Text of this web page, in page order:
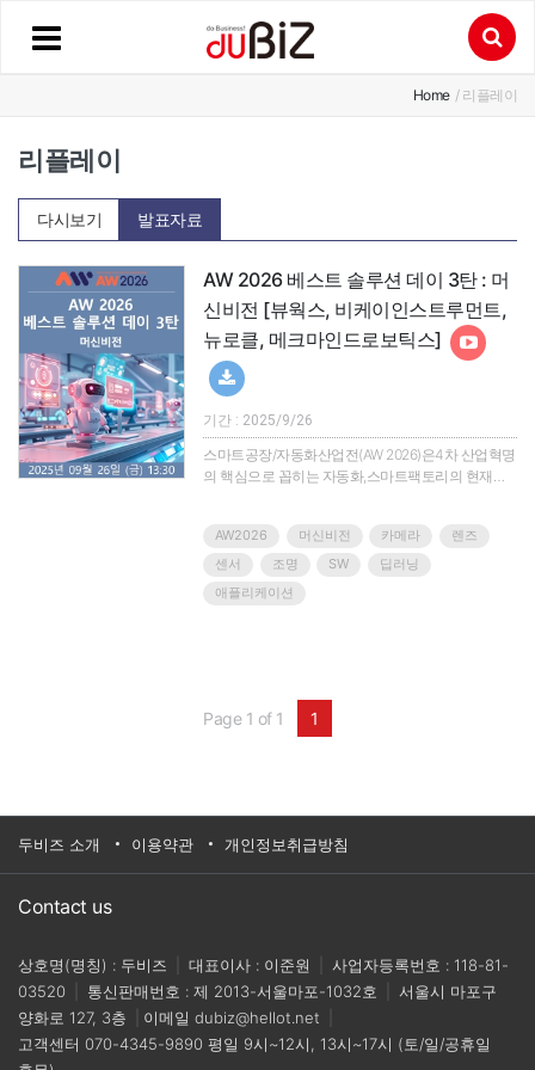
Home / 리플레이
리플레이
다시보기 발표자료
AW 2026 베스트 솔루션 데이 3탄 : 머
신비전 [뷰웍스, 비케이인스트루먼트,
뉴로클, 메크마인드로보틱스]
기간 : 2025/9/26
스마트공장/자동화산업전(AW 2026)은4차 산업혁명
의 핵심으로 꼽히는 자동화,스마트팩토리의 현재를
다.지금까지 전시회를 통해 소개되는 제품과 솔루션,
기술은 우리 기업을 탄탄하게 하고 글로벌 시장의 차
별화된 경쟁력을 갖게 했으며,궁극적으로 우리 산업
을 한단계 도약시키는 밑거름이 되었습니다.AW사무
AW2026 머신비전 카메라
렌즈
센서
조명 SW
딥러닝
애플리케이션
Page 1 of 1 1
두비즈 소개 이용약관 개인정보취급방침
Contact us
상호명(명칭) : 두비즈 대표이사 : 이준원
사업자등록번호 : 118-81-
03520
통신판매번호 : 제 2013-서울마포-1032호
서울시 마포구
양화로 127, 3층
이메일 dubiz@hellot.net
고객센터 070-4345-9890 평일 9시~12시, 13시~17시 (토/일/공휴일